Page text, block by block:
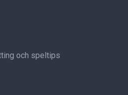
och speltips